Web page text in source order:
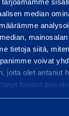
median
tietoja siitä,
voivat
joita olet antanut
heidän